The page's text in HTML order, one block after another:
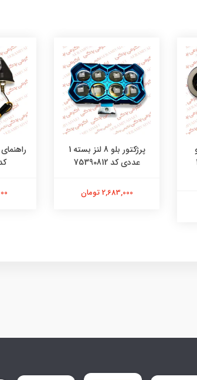
1
پرژکتور بلو 8 لنز بسته 1
عددی کد 75390812
2,683,000 تومان
کد